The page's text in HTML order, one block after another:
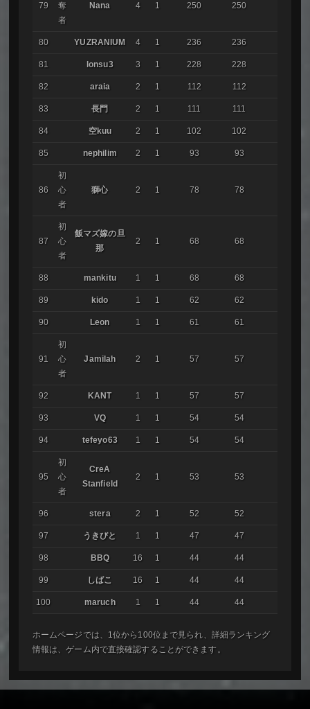
79
奪
者
Nana 4 1 250 250
80 YUZRANIUM 4 1 236 236
81 lonsu3 3 1 228 228
82 araia 2 1 112 112
83 長門 2 1 111 111
84 空kuu 2 1 102 102
85 nephilim 2 1 93 93
86
初
心
者
獅心 2 1 78 78
87
初
心
者
飯マズ嫁の旦
那
2 1 68 68
88 mankitu 1 1 68 68
89 kido 1 1 62 62
90 Leon 1 1 61 61
91
初
心
者
Jamilah 2 1 57 57
92 KANT 1 1 57 57
93 VQ 1 1 54 54
94 tefeyo63 1 1 54 54
95
初
心
者
CreA
Stanfield
2 1 53 53
96 stera 2 1 52 52
97 うきびと 1 1 47 47
98 BBQ 16 1 44 44
99 しばこ 16 1 44 44
100 maruch 1 1 44 44
ホームページでは、1位から100位まで見られ、詳細ランキング
情報は、ゲーム内で直接確認することができます。